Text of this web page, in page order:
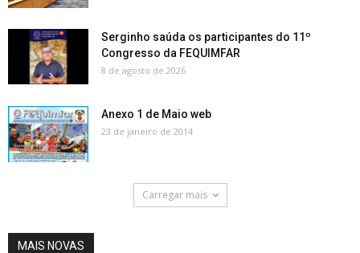
Serginho saúda os participantes do 11º
Congresso da FEQUIMFAR
8 de agosto de 2026
Anexo 1 de Maio web
23 de janeiro de 2014
Carregar mais
MAIS NOVAS